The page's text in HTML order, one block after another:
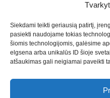
Siekdami teikti geriausią patirtį,
pasiekti naudojame tokias
šiomis technologijomis, galėsime
elgsena arba unikalūs ID šioje
atšaukimas gali neigiamai paveikti
PASLAUGOS. SEO tekstų
straipsnių rašymas ir
svetaines.2026Armijai.LT
Themes.
Marketingo agentūra